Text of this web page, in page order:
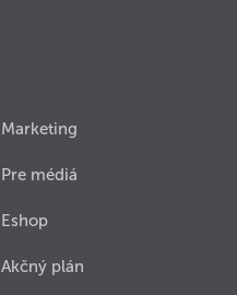
Marketing
Pre médiá
Eshop
Akčný plán